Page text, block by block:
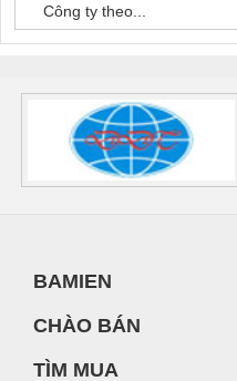
Công ty theo...
BAMIEN
CHÀO BÁN
TÌM MUA